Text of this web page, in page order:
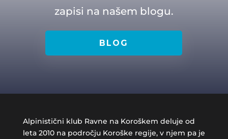
zapisi na našem blogu.
BLOG
Alpinistični klub Ravne na Koroškem deluje od
leta 2010 na področju Koroške regije, v njem pa je